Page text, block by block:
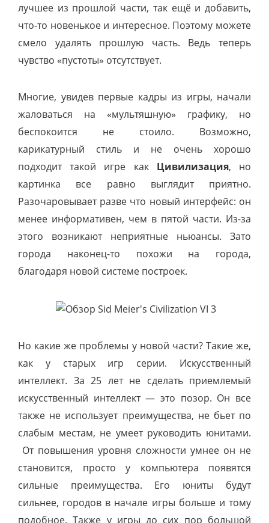
лучшее из прошлой части, так ещё и добавить,
что-то новенькое и интересное. Поэтому можете
смело удалять прошлую часть. Ведь теперь
чувство «пустоты» отсутствует.
Многие, увидев первые кадры из игры, начали
жаловаться на «мультяшную» графику, но
беспокоится не стоило. Возможно,
карикатурный стиль и не очень хорошо
подходит такой игре как Цивилизация, но
картинка все равно выглядит приятно.
Разочаровывает разве что новый интерфейс: он
менее информативен, чем в пятой части. Из-за
этого возникают неприятные ньюансы. Зато
города наконец-то похожи на города,
благодаря новой системе построек.
Но какие же проблемы у новой части? Такие же,
как у старых игр серии. Искусственный
интеллект. За 25 лет не сделать приемлемый
искусственный интеллект—это позор. Он все
также не использует преимущества, не бьет по
слабым местам, не умеет руководить юнитами.
От повышения уровня сложности умнее он не
становится, просто у компьютера появятся
сильные преимущества. Его юниты будут
сильнее, городов в начале игры больше и тому
подобное. Также у игры до сих пор большой